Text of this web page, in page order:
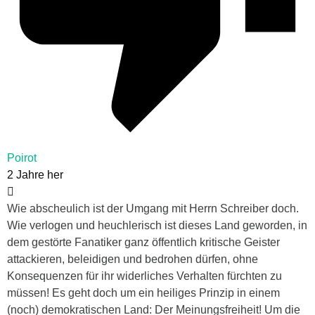
Poirot
2 Jahre her
Wie abscheulich ist der Umgang mit Herrn Schreiber doch.
Wie verlogen und heuchlerisch ist dieses Land geworden, in
dem gestörte Fanatiker ganz öffentlich kritische Geister
attackieren, beleidigen und bedrohen dürfen, ohne
Konsequenzen für ihr widerliches Verhalten fürchten zu
müssen! Es geht doch um ein heiliges Prinzip in einem
(noch) demokratischen Land: Der Meinungsfreiheit! Um die